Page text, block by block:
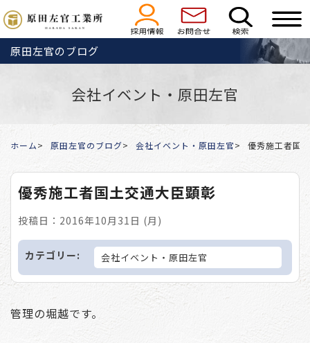
原田左官のブログ
会社イベント・原田左官
ホーム 原田左官のブログ 会社イベント・原田左官 優秀施工者国
優秀施工者国土交通大臣顕彰
投稿日：2016年10月31日 (月)
カテゴリー: 会社イベント・原田左官
管理の堀越です。